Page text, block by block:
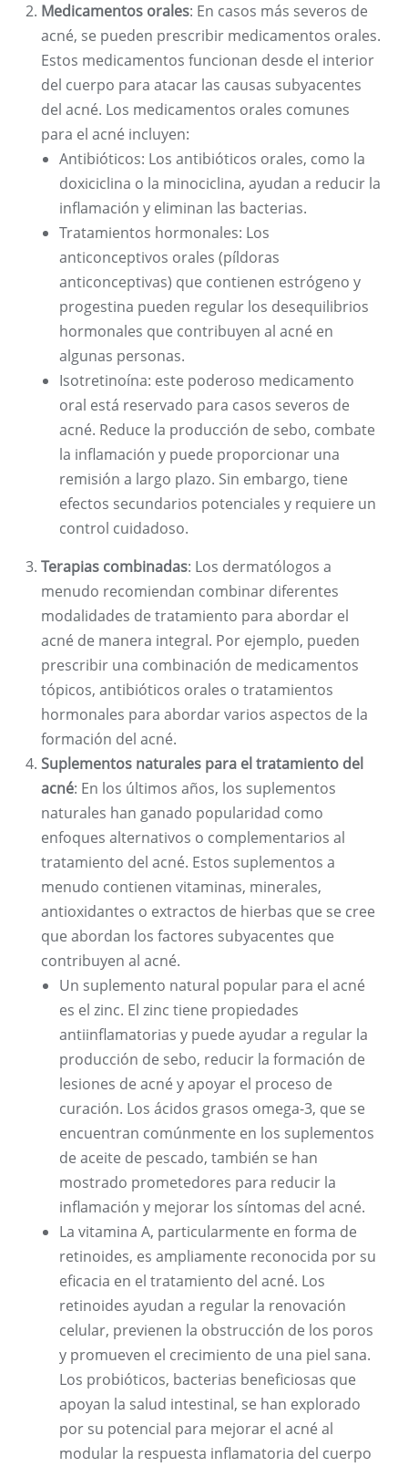
Medicamentos orales: En casos más severos de
acné, se pueden prescribir medicamentos orales.
Estos medicamentos funcionan desde el interior
del cuerpo para atacar las causas subyacentes
del acné. Los medicamentos orales comunes
para el acné incluyen:
Antibióticos: Los antibióticos orales, como la
doxiciclina o la minociclina, ayudan a reducir la
inflamación y eliminan las bacterias.
Tratamientos hormonales: Los
anticonceptivos orales (píldoras
anticonceptivas) que contienen estrógeno y
progestina pueden regular los desequilibrios
hormonales que contribuyen al acné en
algunas personas.
Isotretinoína: este poderoso medicamento
oral está reservado para casos severos de
acné. Reduce la producción de sebo, combate
la inflamación y puede proporcionar una
remisión a largo plazo. Sin embargo, tiene
efectos secundarios potenciales y requiere un
control cuidadoso.
Terapias combinadas: Los dermatólogos a
menudo recomiendan combinar diferentes
modalidades de tratamiento para abordar el
acné de manera integral. Por ejemplo, pueden
prescribir una combinación de medicamentos
tópicos, antibióticos orales o tratamientos
hormonales para abordar varios aspectos de la
formación del acné.
Suplementos naturales para el tratamiento del
acné: En los últimos años, los suplementos
naturales han ganado popularidad como
enfoques alternativos o complementarios al
tratamiento del acné. Estos suplementos a
menudo contienen vitaminas, minerales,
antioxidantes o extractos de hierbas que se cree
que abordan los factores subyacentes que
contribuyen al acné.
Un suplemento natural popular para el acné
es el zinc. El zinc tiene propiedades
antiinflamatorias y puede ayudar a regular la
producción de sebo, reducir la formación de
lesiones de acné y apoyar el proceso de
curación. Los ácidos grasos omega-3, que se
encuentran comúnmente en los suplementos
de aceite de pescado, también se han
mostrado prometedores para reducir la
inflamación y mejorar los síntomas del acné.
La vitamina A, particularmente en forma de
retinoides, es ampliamente reconocida por su
eficacia en el tratamiento del acné. Los
retinoides ayudan a regular la renovación
celular, previenen la obstrucción de los poros
y promueven el crecimiento de una piel sana.
Los probióticos, bacterias beneficiosas que
apoyan la salud intestinal, se han explorado
por su potencial para mejorar el acné al
modular la respuesta inflamatoria del cuerpo